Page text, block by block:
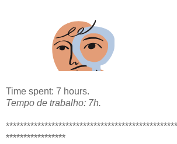
Time spent: 7 hours.
Tempo de trabalho: 7h.
*****************